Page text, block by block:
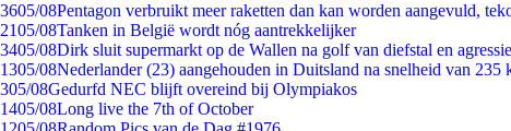
3605/08Pentagon verbruikt meer raketten dan kan worden aangevuld,
2105/08Tanken in België wordt nóg aantrekkelijker
3405/08Dirk sluit supermarkt op de Wallen na golf van diefstal en agressie
1305/08Nederlander (23) aangehouden in Duitsland na snelheid van 235
305/08Gedurfd NEC blijft overeind bij Olympiakos
1405/08Long live the 7th of October